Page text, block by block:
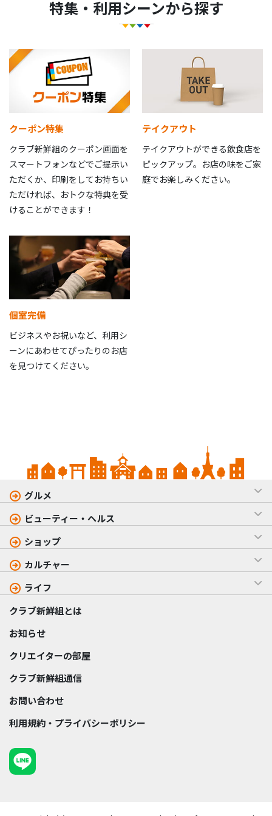
特集・利用シーンから探す
クーポン特集
クラブ新鮮組のクーポン画面を
スマートフォンなどでご提示い
ただくか、印刷をしてお持ちい
ただければ、おトクな特典を受
けることができます！
テイクアウト
テイクアウトができる飲食店を
ピックアップ。お店の味をご家
庭でお楽しみください。
個室完備
ビジネスやお祝いなど、利用シ
ーンにあわせてぴったりのお店
を見つけてください。
グルメ
ビューティー・ヘルス
ショップ
カルチャー
ライフ
クラブ新鮮組とは
お知らせ
クリエイターの部屋
クラブ新鮮組通信
お問い合わせ
利用規約・プライバシーポリシー